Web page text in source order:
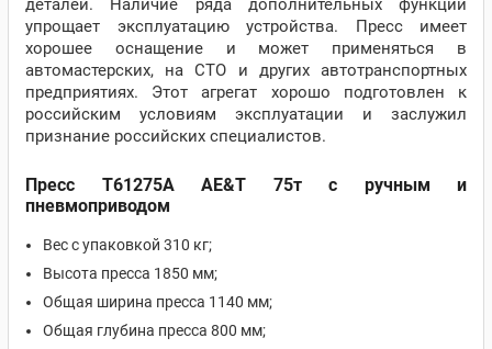
деталей. Наличие ряда дополнительных функций
упрощает эксплуатацию устройства. Пресс имеет
хорошее оснащение и может применяться в
автомастерских, на СТО и других автотранспортных
предприятиях. Этот агрегат хорошо подготовлен к
российским условиям эксплуатации и заслужил
признание российских специалистов.
Пресс Т61275А AE&T 75т с ручным и
пневмоприводом
Вес с упаковкой 310 кг;
Высота пресса 1850 мм;
Общая ширина пресса 1140 мм;
Общая глубина пресса 800 мм;